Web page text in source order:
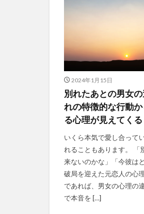
2024年1月15日
別れたあとの男女
れの特徴的な行動
る心理が見えてくる
いくら本気で愛し合って
れることもあります。 「
来ないのかな」「今彼は
破局を迎えた元恋人の心
であれば、男女の心理の
で本音を […]